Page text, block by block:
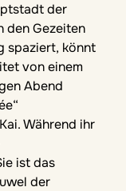
der
den Gezeiten
spaziert, könnt
von einem
Abend
Während ihr
ist das
der